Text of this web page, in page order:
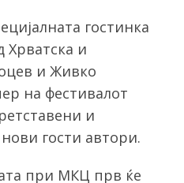
гостинка
Хрватска и
и Живко
на фестивалот
и
гости автори.
при МКЦ прв ќе